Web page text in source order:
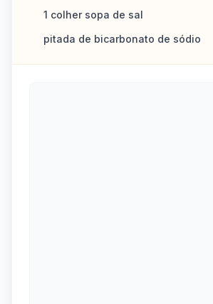
1 colher sopa de sal
pitada de bicarbonato de sódio